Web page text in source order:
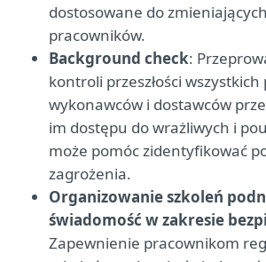
dostosowane do
pracowników.
Background check:
kontroli przeszłości
wykonawców i dostawców
im dostępu do wrażliwych i
może pomóc zidentyfikować
zagrożenia.
Organizowanie szkoleń
świadomość w zakresie
Zapewnienie pracownikom